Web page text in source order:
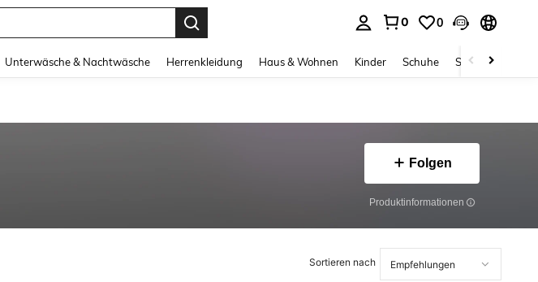
0 0
Unterwäsche & Nachtwäsche Herrenkleidung Haus & Wohnen Kinder Schuhe Schmuck &
Folgen
Produktinformationen
Sortieren nach